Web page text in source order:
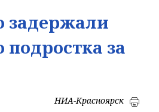
задержали
подростка за
НИА-Красноярск